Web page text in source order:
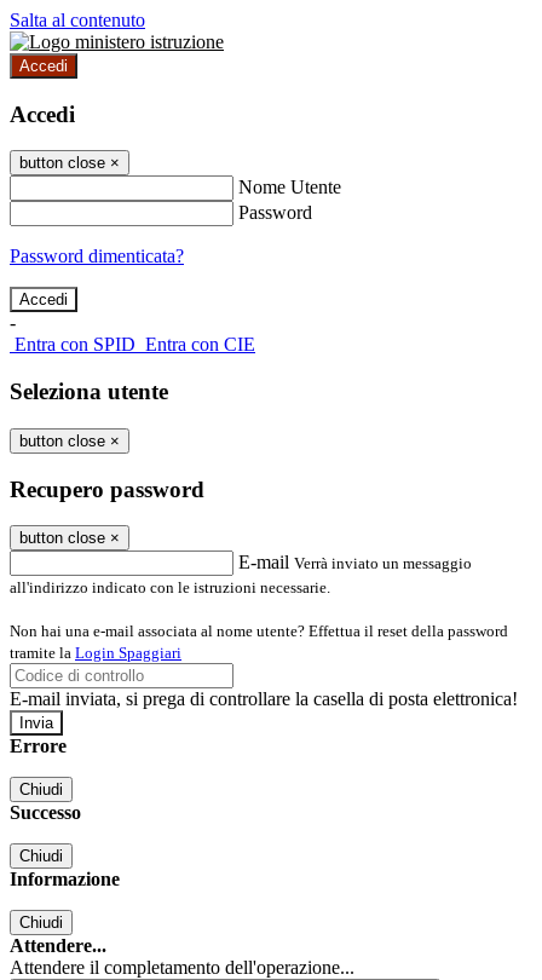
Salta al contenuto
Accedi
Accedi
button close ×
Nome Utente
Password
Password dimenticata?
-
Entra con SPID Entra con CIE
Seleziona utente
button close ×
Recupero password
button close ×
E-mail Verrà inviato un messaggio
all'indirizzo indicato con le istruzioni necessarie.
Non hai una e-mail associata al nome utente? Effettua il reset della password
tramite la Login Spaggiari
E-mail inviata, si prega di controllare la casella di posta elettronica!
Errore
Chiudi
Successo
Chiudi
Informazione
Chiudi
Attendere...
Attendere il completamento dell'operazione...